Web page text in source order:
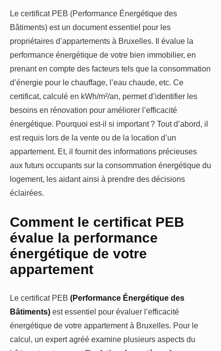
Le certificat PEB (Performance Énergétique des
Bâtiments) est un document essentiel pour les
propriétaires d’appartements à Bruxelles. Il évalue la
performance énergétique de votre bien immobilier, en
prenant en compte des facteurs tels que la consommation
d’énergie pour le chauffage, l’eau chaude, etc. Ce
certificat, calculé en kWh/m²/an, permet d’identifier les
besoins en rénovation pour améliorer l’efficacité
énergétique. Pourquoi est-il si important ? Tout d’abord, il
est requis lors de la vente ou de la location d’un
appartement. Et, il fournit des informations précieuses
aux futurs occupants sur la consommation énergétique du
logement, les aidant ainsi à prendre des décisions
éclairées.
Comment le certificat PEB
évalue la performance
énergétique de votre
appartement
Le certificat PEB (Performance Énergétique des
Bâtiments) est essentiel pour évaluer l’efficacité
énergétique de votre appartement à Bruxelles. Pour le
calcul, un expert agréé examine plusieurs aspects du